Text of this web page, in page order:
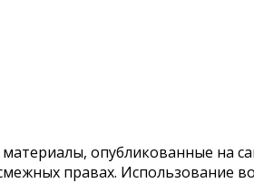
опубликованные на
правах. Использование